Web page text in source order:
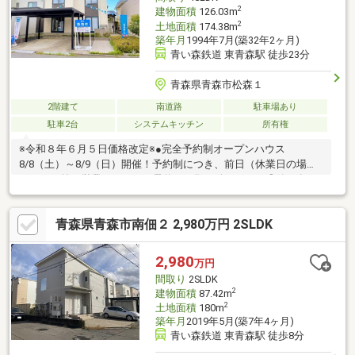
建物面積126.03m2
土地面積174.38m2
築年月 1994年7月(築32年2ヶ月)
青い森鉄道 東青森駅 徒歩23分
青森県青森市松森１
2階建て 南道路
駐車場あり
駐車2台
システムキッチン 所有権
※令和８年６月５日価格改定※●完全予約制オープンハウス
8/8（土）～8/9（日）開催！予約制につき、前日（休業日の場合
4LDK+S◎南向きで陽当たり良好◎リフォーム工事完了（12月
末）◎駐車２台可（カーポート）◎ミサワホームのリフォーム住
宅です。キッチンと洗面室の間に家事スペースがあり、家事がし
やすい間取り。また、外部物置や納戸（1.8帖）があり収納力〇。
◎国道4号線まで徒歩8分。コンビニ、スーパーも徒歩15分圏内
で、生活利便性の良い立地です。◎ミサワホーム売主物件
青森県青森市南佃２ 2,980万円 2SLDK
2,980万円
間取り 2SLDK
建物面積87.42m2
土地面積180m2
築年月 2019年5月(築7年4ヶ月)
青い森鉄道 東青森駅 徒歩8分